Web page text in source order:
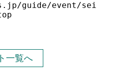
guide/event/sei
一覧へ